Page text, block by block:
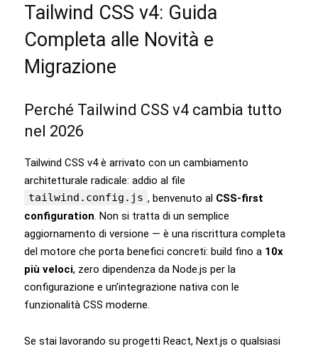
Tailwind CSS v4: Guida
Completa alle Novità e
Migrazione
Perché Tailwind CSS v4 cambia tutto
nel 2026
Tailwind CSS v4 è arrivato con un cambiamento
architetturale radicale: addio al file
tailwind.config.js , benvenuto al CSS-first
configuration . Non si tratta di un semplice
aggiornamento di versione — è una riscrittura completa
del motore che porta benefici concreti: build fino a 10x
più veloci, zero dipendenza da Node.js per la
configurazione e un’integrazione nativa con le
funzionalità CSS moderne.
Se stai lavorando su progetti React, Next.js o qualsiasi